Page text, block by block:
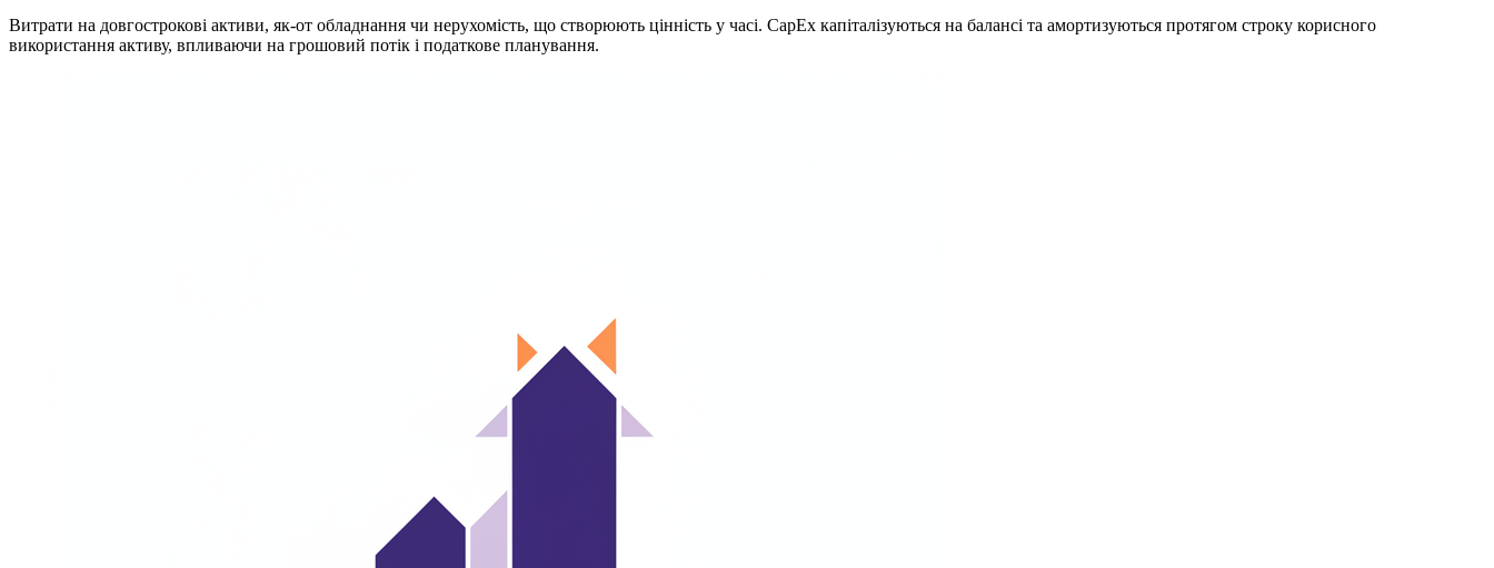
Витрати на довгострокові активи, як-от обладнання чи нерухомість, що створюють цінність у часі. CapEx капіталізуються на балансі та амортизуються протягом строку корисного
використання активу, впливаючи на грошовий потік і податкове планування.